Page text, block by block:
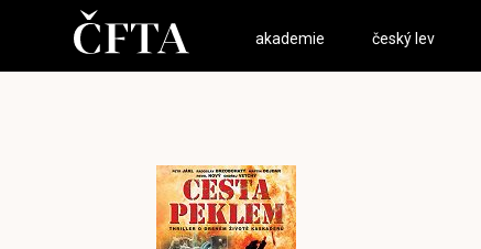
akademie český lev